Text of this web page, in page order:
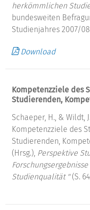
herkömmlichen
bundesweiten
Studienjahres 2007/
Download
Kompetenzziele des
Studierenden,
Schaeper, H., & Wildt,
Kompetenzziele des
Studierenden,
(Hrsg.), Perspektive
Studienqualität "(S.